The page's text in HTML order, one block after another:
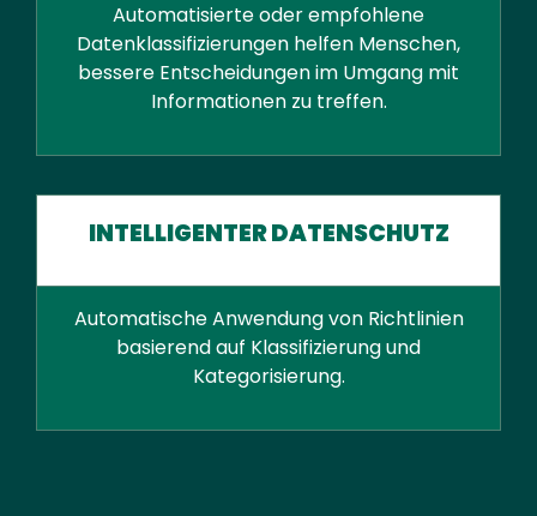
Automatisierte oder empfohlene
Datenklassifizierungen helfen Menschen,
bessere Entscheidungen im Umgang mit
Informationen zu treffen.
INTELLIGENTER DATENSCHUTZ
Automatische Anwendung von Richtlinien
basierend auf Klassifizierung und
Kategorisierung.